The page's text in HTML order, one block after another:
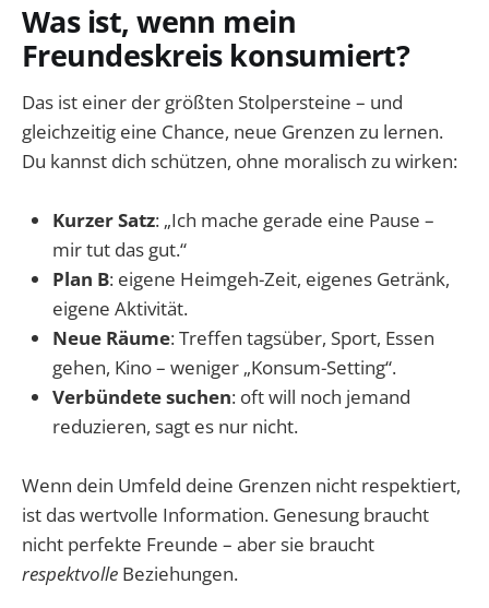
Was ist, wenn mein
Freundeskreis konsumiert?
Das ist einer der größten Stolpersteine – und
gleichzeitig eine Chance, neue Grenzen zu lernen.
Du kannst dich schützen, ohne moralisch zu wirken:
Kurzer Satz: „Ich mache gerade eine Pause –
mir tut das gut.“
Plan B: eigene Heimgeh-Zeit, eigenes Getränk,
eigene Aktivität.
Neue Räume: Treffen tagsüber, Sport, Essen
gehen, Kino – weniger „Konsum-Setting“.
Verbündete suchen: oft will noch jemand
reduzieren, sagt es nur nicht.
Wenn dein Umfeld deine Grenzen nicht respektiert,
ist das wertvolle Information. Genesung braucht
nicht perfekte Freunde – aber sie braucht
respektvolle Beziehungen.